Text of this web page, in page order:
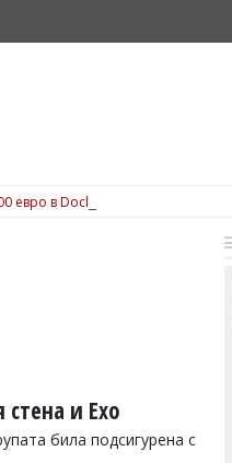
евро в Dock 5, вижте подробности
и Ехо
била подсигурена с